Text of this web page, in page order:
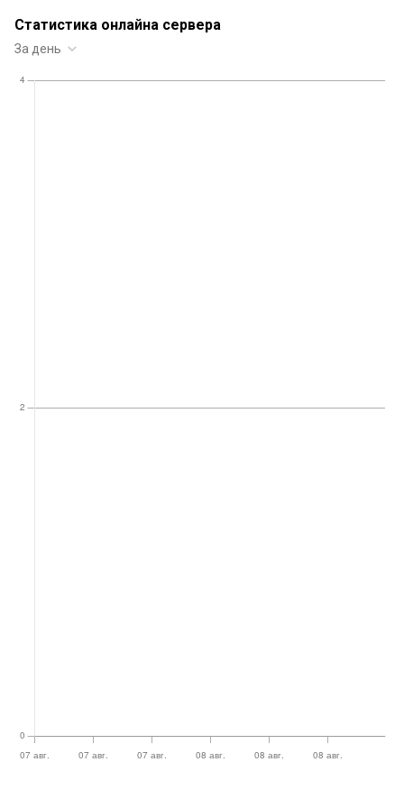
Статистика онлайна сервера
За день